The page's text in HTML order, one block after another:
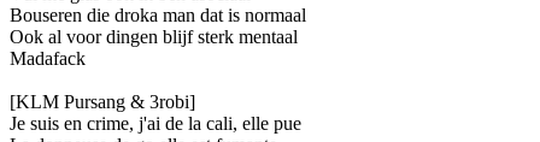
Bouseren die droka man dat is normaal
Ook al voor dingen blijf sterk mentaal
Madafack
[KLM Pursang & 3robi]
Je suis en crime, j'ai de la cali, elle pue